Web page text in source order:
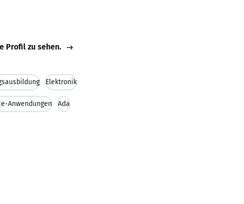
Profil zu sehen.
Elektronik
Anwendungen Ada